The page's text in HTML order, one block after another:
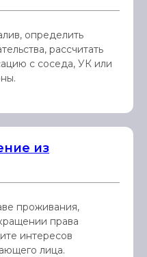
определить
рассчитать
с соседа, УК или
из
проживания,
права
интересов
лица.